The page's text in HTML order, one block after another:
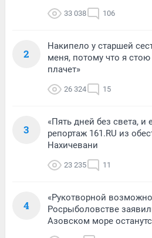
33 038 106
2
Накипело у старшей
меня, потому что я
плачет»
26 324 15
3
«Пять дней без света,
репортаж 161.RU из
Нахичевани
23 235 11
4
«Рукотворной
Росрыболовстве
Азовском море